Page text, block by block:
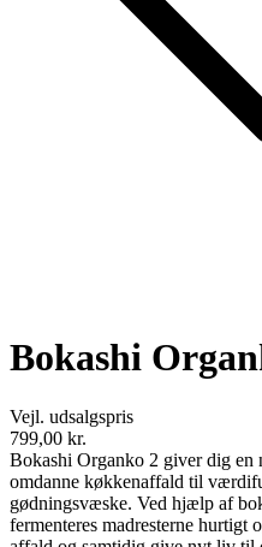
Bokashi
Vejl. udsalgspris
799,00 kr.
Bokashi Organko 2 giver dig en
omdanne køkkenaffald til
gødningsvæske. Ved hjælp af
fermenteres madresterne hurtigt